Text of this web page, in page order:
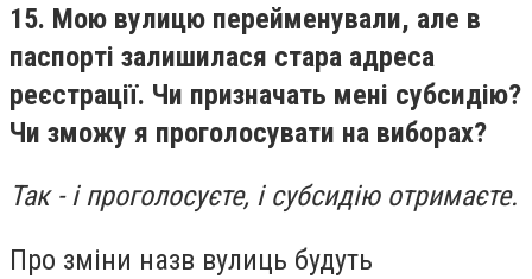
15. Мою вулицю перейменували, але в
паспорті залишилася стара адреса
реєстрації. Чи призначать мені субсидію?
Чи зможу я проголосувати на виборах?
Так - і проголосуєте, і субсидію отримаєте.
Про зміни назв вулиць будуть